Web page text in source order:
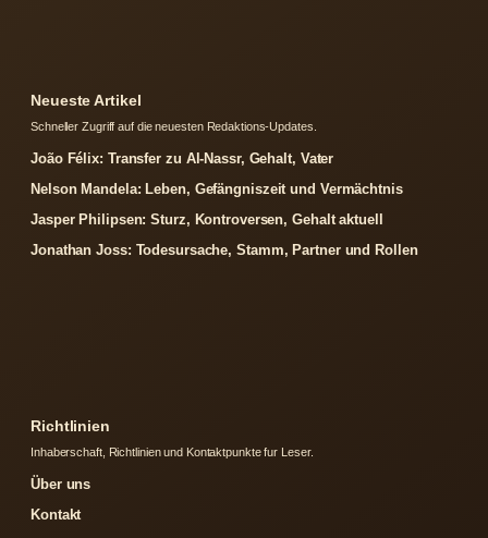
Neueste Artikel
Schneller Zugriff auf die neuesten Redaktions-Updates.
João Félix: Transfer zu Al-Nassr, Gehalt, Vater
Nelson Mandela: Leben, Gefängniszeit und Vermächtnis
Jasper Philipsen: Sturz, Kontroversen, Gehalt aktuell
Jonathan Joss: Todesursache, Stamm, Partner und Rollen
Richtlinien
Inhaberschaft, Richtlinien und Kontaktpunkte fur Leser.
Über uns
Kontakt